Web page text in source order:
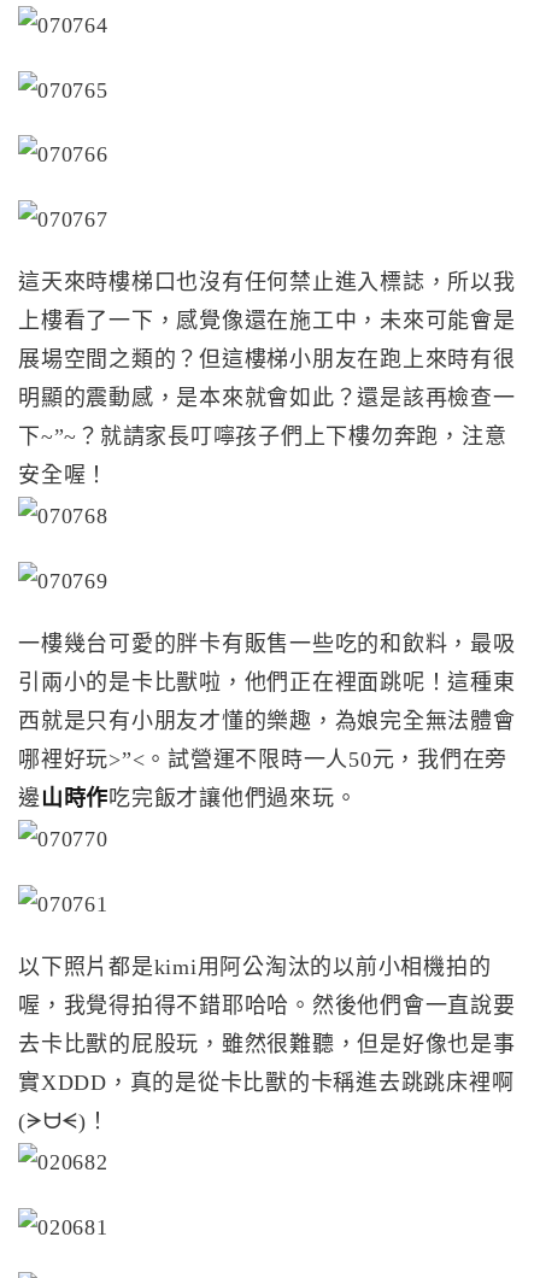
這天來時樓梯口也沒有任何禁止進入標誌，所以我
上樓看了一下，感覺像還在施工中，未來可能會是
展場空間之類的？但這樓梯小朋友在跑上來時有很
明顯的震動感，是本來就會如此？還是該再檢查一
下~”~？就請家長叮嚀孩子們上下樓勿奔跑，注意
安全喔！
一樓幾台可愛的胖卡有販售一些吃的和飲料，最吸
引兩小的是卡比獸啦，他們正在裡面跳呢！這種東
西就是只有小朋友才懂的樂趣，為娘完全無法體會
哪裡好玩>”<。試營運不限時一人50元，我們在旁
邊 山時作吃完飯才讓他們過來玩。
以下照片都是kimi用阿公淘汰的以前小相機拍的
喔，我覺得拍得不錯耶哈哈。然後他們會一直說要
去卡比獸的屁股玩，雖然很難聽，但是好像也是事
實XDDD，真的是從卡比獸的卡稱進去跳跳床裡啊
(ᗒᗨᗕ)！